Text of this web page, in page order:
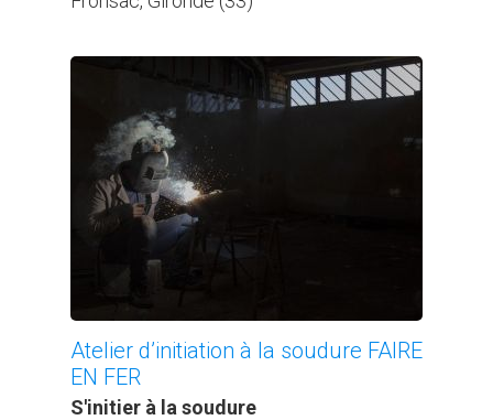
Atelier d’initiation à la soudure FAIRE
EN FER
S'initier à la soudure